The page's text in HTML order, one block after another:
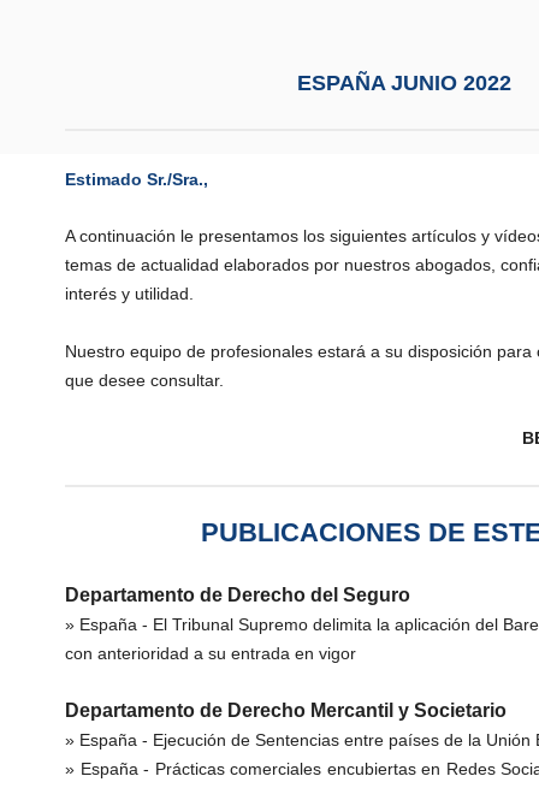
ESPAÑA JUNIO 2022
Estimado Sr./Sra.,
A continuación le presentamos los siguientes artículos y
temas de actualidad elaborados por nuestros abogados,
interés y utilidad.
Nuestro equipo de profesionales estará a su disposición
que desee consultar.
PUBLICACIONES DE
Departamento de Derecho del Seguro
» España - El Tribunal Supremo delimita la aplicación del
con anterioridad a su entrada en vigor
Departamento de Derecho Mercantil y Societario
» España - Ejecución de Sentencias entre países de la Unión
» España - Prácticas comerciales encubiertas en Redes